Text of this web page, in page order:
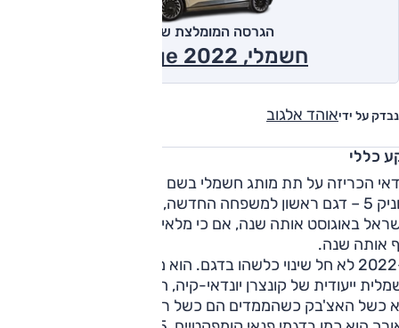
נבדק על ידיאוהד אלגוב
הגרסה המומלצת של אוטו
חשמלי, Prestige 2022
כללי
באוגוסט אותה שנה, אם כי מלאי של ממש הגיע רק
אותה שנה.
ב-2022 לא חל שינוי כלשהו בדגם. הוא מבוסס על פלטפורמה
כשל האצ'בק כשהממדים הם כשל רכב פנאי.